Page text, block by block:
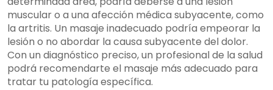
muscular o a una afección médica subyacente, como
la artritis. Un masaje inadecuado podría empeorar la
lesión o no abordar la causa subyacente del dolor.
Con un diagnóstico preciso, un profesional de la salud
podrá recomendarte el masaje más adecuado para
tratar tu patología específica.